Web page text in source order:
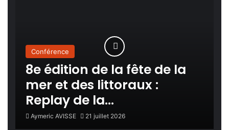
Conférence
8e édition de la fête de la
mer et des littoraux :
Replay de la…
Aymeric AVISSE 21 juillet 2026